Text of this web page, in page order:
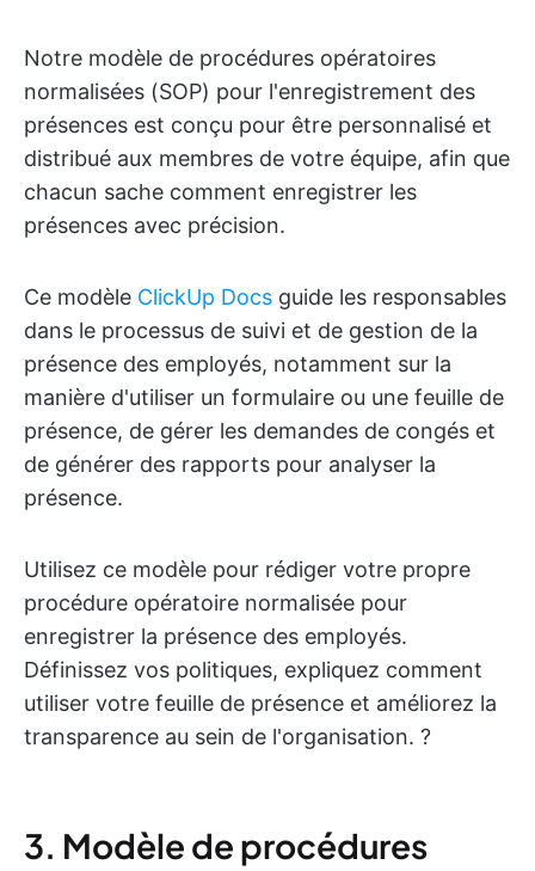
Notre modèle de procédures opératoires
normalisées (SOP) pour l'enregistrement des
présences est conçu pour être personnalisé et
distribué aux membres de votre équipe, afin que
chacun sache comment enregistrer les
présences avec précision.
Ce modèle ClickUp Docs guide les responsables
dans le processus de suivi et de gestion de la
présence des employés, notamment sur la
manière d'utiliser un formulaire ou une feuille de
présence, de gérer les demandes de congés et
de générer des rapports pour analyser la
présence.
Utilisez ce modèle pour rédiger votre propre
procédure opératoire normalisée pour
enregistrer la présence des employés.
Définissez vos politiques, expliquez comment
utiliser votre feuille de présence et améliorez la
transparence au sein de l'organisation. ?
3. Modèle de procédures